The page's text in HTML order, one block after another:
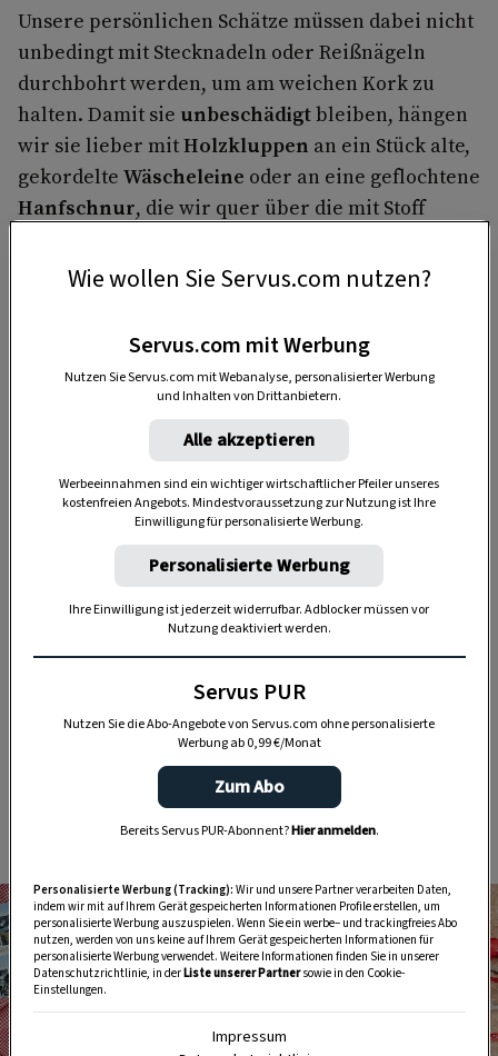
Unsere persönlichen Schätze müssen dabei nicht
unbedingt mit Stecknadeln oder Reißnägeln
durchbohrt werden, um am weichen Kork zu
halten. Damit sie unbeschädigtbleiben, hängen
wir sie lieber mitHolzkluppen an ein Stück alte,
gekordelte Wäscheleine oder an eine geflochtene
Hanfschnur, die wir quer über die mit Stoff
Oder wir schieben unsere Fotos und Karten unter
Gummischnüre . Dort sind sie
dann so gut aufgehoben wie die mit ihnen
verbundenen Geschichten und Anekdoten in
unserer Erinnerung.
Wie wollen Sie Servus.com nutzen?
Servus.com mit Werbung
Nutzen Sie Servus.com mit Webanalyse, personalisierter Werbung
und Inhalten von Drittanbietern.
Alle akzeptieren
Werbeeinnahmen sind ein wichtiger wirtschaftlicher Pfeiler unseres
kostenfreien Angebots. Mindestvoraussetzung zur Nutzung ist Ihre
Einwilligung für personalisierte Werbung.
Personalisierte Werbung
Ihre Einwilligung ist jederzeit widerrufbar. Adblocker müssen vor
Nutzung deaktiviert werden.
Servus PUR
Nutzen Sie die Abo-Angebote von Servus.com ohne personalisierte
Werbung ab 0,99 €/Monat
Zum Abo
Bereits Servus PUR-Abonnent?Hier anmelden.
Personalisierte Werbung (Tracking): Wir und unsere Partner verarbeiten Daten,
indem wir mit auf Ihrem Gerät gespeicherten Informationen Profile erstellen, um
personalisierte Werbung auszuspielen. Wenn Sie ein werbe– und trackingfreies Abo
nutzen, werden von uns keine auf Ihrem Gerät gespeicherten Informationen für
personalisierte Werbung verwendet. Weitere Informationen finden Sie in unserer
Datenschutzrichtlinie, in derListe unserer Partnersowie in den Cookie-
Einstellungen.
Impressum